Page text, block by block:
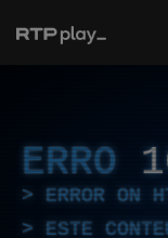
ERRO
ERROR ON
ESTE